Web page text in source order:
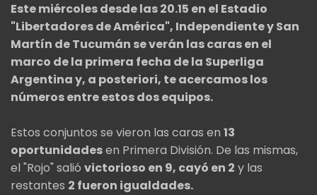
Este miércoles desde las 20.15 en el Estadio
"Libertadores de América", Independiente y San
Martín de Tucumán se verán las caras en el
marco de la primera fecha de la Superliga
Argentina y, a posteriori, te acercamos los
números entre estos dos equipos.
Estos conjuntos se vieron las caras en 13
oportunidadesen Primera División. De las mismas,
el "Rojo" salió victorioso en 9, cayó en 2 y las
restantes 2 fueron igualdades.